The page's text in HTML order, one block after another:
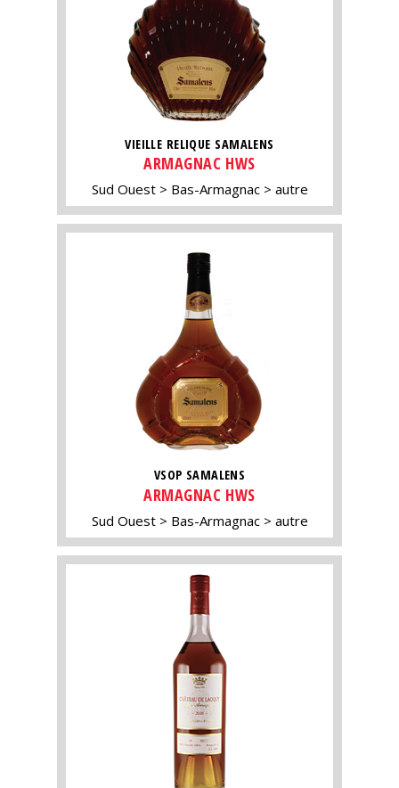
VIEILLE RELIQUE SAMALENS
ARMAGNAC HWS
Sud Ouest Bas-Armagnac autre
VSOP SAMALENS
ARMAGNAC HWS
Sud Ouest Bas-Armagnac autre